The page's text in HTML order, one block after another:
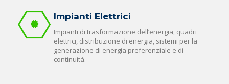
Impianti Elettrici
Impianti di trasformazione dell’energia, quadri
elettrici, distribuzione di energia, sistemi per la
generazione di energia preferenziale e di
continuità.